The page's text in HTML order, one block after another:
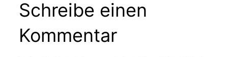
Schreibe einen
Kommentar